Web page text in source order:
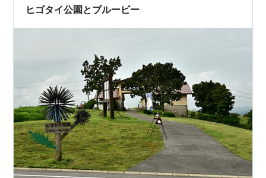
～ カンザシギボウシの花が綺麗に…
ヒゴタイ公園とブルービー